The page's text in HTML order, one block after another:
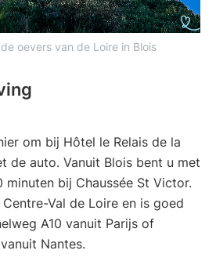
oevers van de Loire in Blois
om bij Hôtel le Relais de la
de auto. Vanuit Blois bent u met
minuten bij Chaussée St Victor.
Val de Loire en is goed
A10 vanuit Parijs of
Nantes.